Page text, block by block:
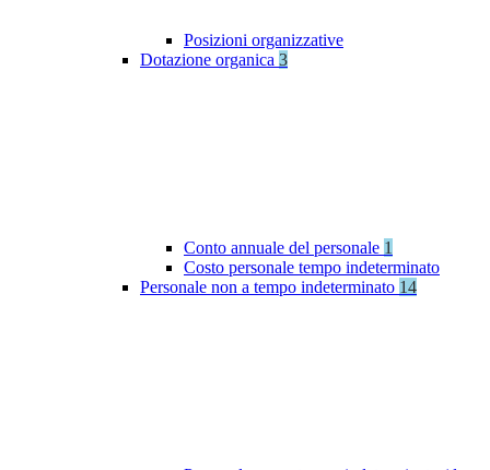
Posizioni organizzative
Dotazione organica 3
Conto annuale del personale 1
Costo personale tempo indeterminato
Personale non a tempo indeterminato 14